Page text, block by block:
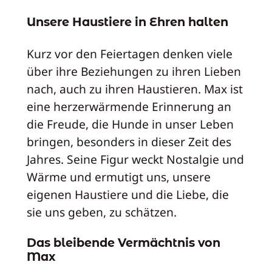
Unsere Haustiere in Ehren halten
Kurz vor den Feiertagen denken viele
über ihre Beziehungen zu ihren Lieben
nach, auch zu ihren Haustieren. Max ist
eine herzerwärmende Erinnerung an
die Freude, die Hunde in unser Leben
bringen, besonders in dieser Zeit des
Jahres. Seine Figur weckt Nostalgie und
Wärme und ermutigt uns, unsere
eigenen Haustiere und die Liebe, die
sie uns geben, zu schätzen.
Das bleibende Vermächtnis von
Max